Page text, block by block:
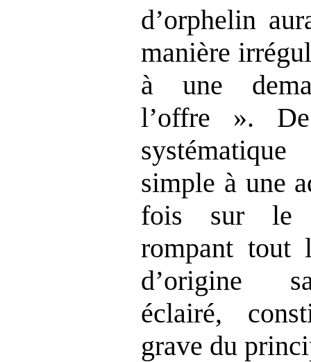
d’orphelin
manière
à une
l’offre ».
simple à une
fois sur le
rompant tout
d’origine
éclairé,
grave du